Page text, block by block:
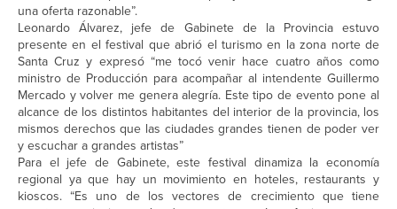
una oferta razonable”.
Leonardo Álvarez, jefe de Gabinete de la Provincia estuvo
presente en el festival que abrió el turismo en la zona norte de
Santa Cruz y expresó “me tocó venir hace cuatro años como
ministro de Producción para acompañar al intendente Guillermo
Mercado y volver me genera alegría. Este tipo de evento pone al
alcance de los distintos habitantes del interior de la provincia, los
mismos derechos que las ciudades grandes tienen de poder ver
y escuchar a grandes artistas”
Para el jefe de Gabinete, este festival dinamiza la economía
regional ya que hay un movimiento en hoteles, restaurants y
kioscos. “Es uno de los vectores de crecimiento que tiene